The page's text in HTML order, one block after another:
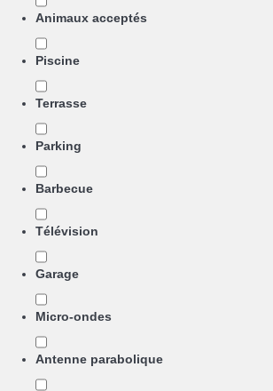
Animaux acceptés
Piscine
Terrasse
Parking
Barbecue
Télévision
Garage
Micro-ondes
Antenne parabolique